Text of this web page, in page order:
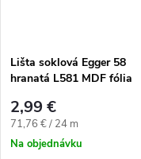
Lišta soklová Egger 58
hranatá L581 MDF fólia
2,99 €
Jednotková cena:
71,76 € / 24 m
Na objednávku